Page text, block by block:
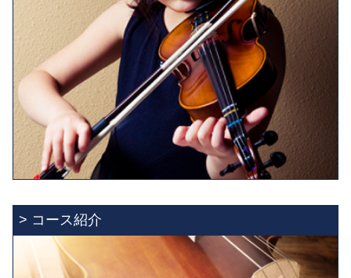
小金井教室
2025.04.12
2025年度9月入室生募集のご案内
小金井教室
2025.03.29
2025年度5月追加入室生募集のご案内
小金井教室
2025年度4月追加入室生募集のご案内
小金井教室
2025年度4月入室生募集のご案内
> コース紹介